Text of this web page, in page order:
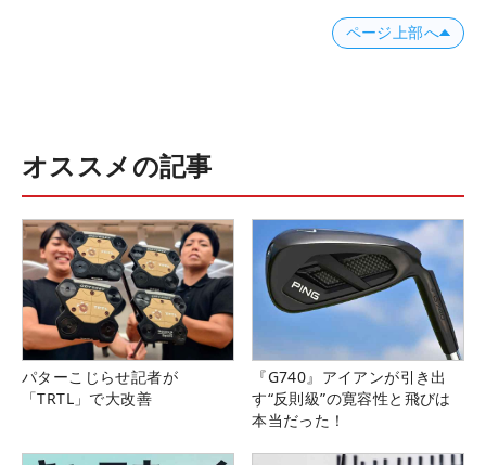
ページ上部へ
オススメの記事
パターこじらせ記者が
「TRTL」で大改善
『G740』アイアンが引き出
す“反則級”の寛容性と飛びは
本当だった！